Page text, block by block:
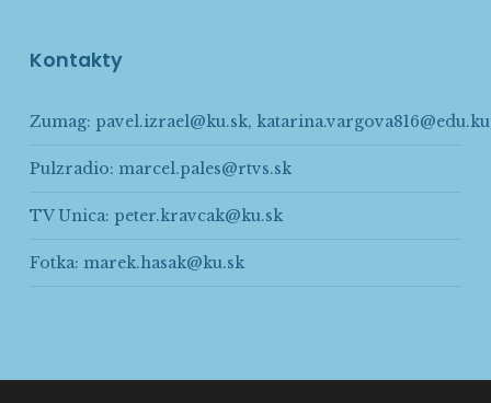
Kontakty
Zumag: pavel.izrael@ku.sk,
Pulzradio: marcel.pales@rtvs.sk
TV Unica: peter.kravcak@ku.sk
Fotka: marek.hasak@ku.sk